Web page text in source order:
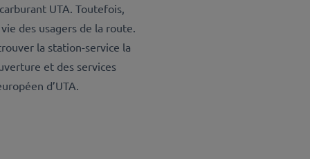
UTA. Toutefois,
des usagers de la route.
la station-service la
et des services
d’UTA.